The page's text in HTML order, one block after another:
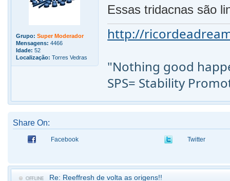
Grupo: Super Moderador
Mensagens: 4466
Idade: 52
Localização: Torres Vedras
Essas tridacnas são
http://
"Nothing good
SPS= Stability
Share On:
Facebook Twitter
Re: Reeffresh de volta as origens!!